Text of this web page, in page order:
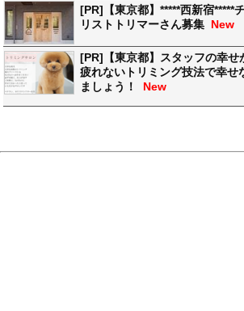
[PR]【東京都】*****西新宿*****
リストトリマーさん募集 New
[PR]【東京都】スタッフの幸せ
疲れないトリミング技法で幸せ
ましょう！ New